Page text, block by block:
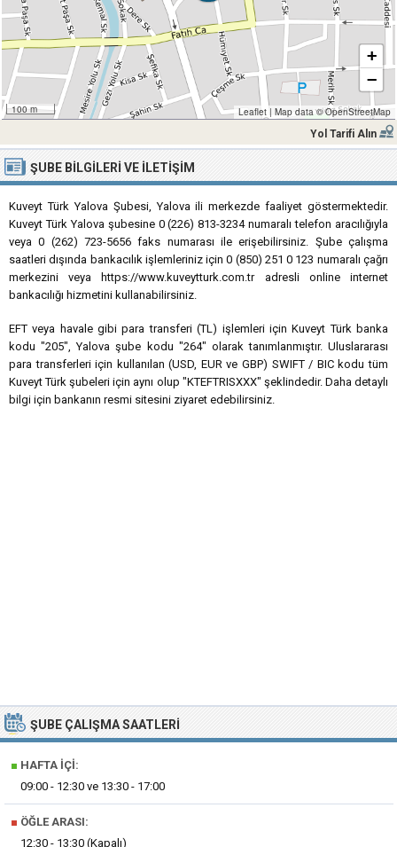
100 m
+
−
Leaflet | Map data ©OpenStreetMap
Yol Tarifi Alın
ŞUBE BILGILERI VE İLETIŞIM
Kuveyt Türk Yalova Şubesi, Yalova ili merkezde faaliyet göstermektedir.
Kuveyt Türk Yalova şubesine 0 (226) 813-3234 numaralı telefon aracılığıyla
veya 0 (262) 723-5656 faks numarası ile erişebilirsiniz. Şube çalışma
saatleri dışında bankacılık işlemleriniz için 0 (850) 251 0 123 numaralı çağrı
merkezini veya https://www.kuveytturk.com.tr adresli online internet
bankacılığı hizmetini kullanabilirsiniz.
EFT veya havale gibi para transferi (TL) işlemleri için Kuveyt Türk banka
kodu "205", Yalova şube kodu "264" olarak tanımlanmıştır. Uluslararası
para transferleri için kullanılan (USD, EUR ve GBP) SWIFT / BIC kodu tüm
Kuveyt Türk şubeleri için aynı olup "KTEFTRISXXX" şeklindedir. Daha detaylı
bilgi için bankanın resmi sitesini ziyaret edebilirsiniz.
ŞUBE ÇALIŞMA SAATLERI
■ HAFTA İÇI:
09:00 - 12:30 ve 13:30 - 17:00
■ ÖĞLE ARASI:
12:30 - 13:30 (Kapalı)